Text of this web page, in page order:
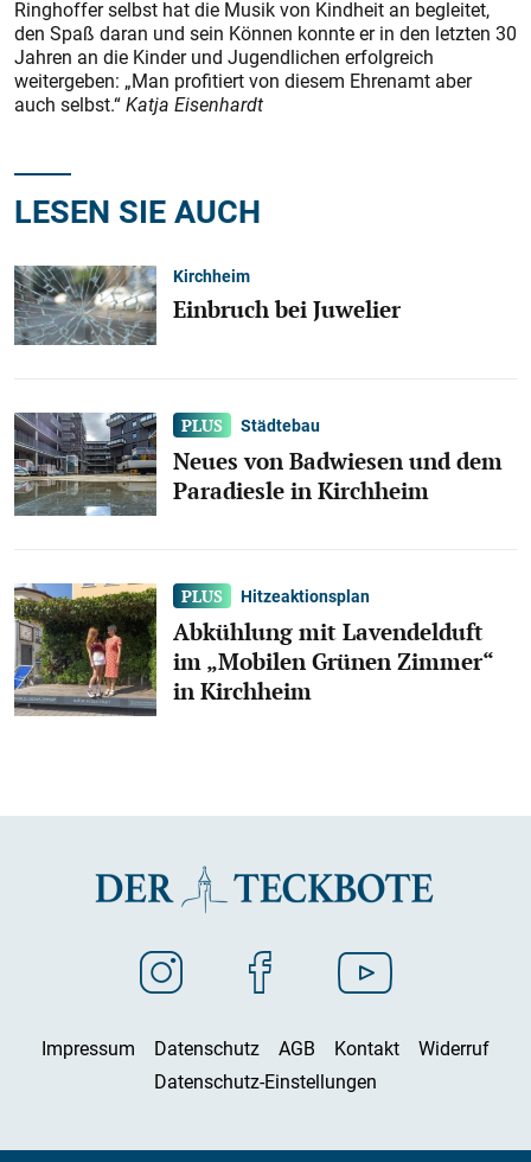
Ringhoffer selbst hat die Musik von Kindheit an begleitet,
den Spaß daran und sein Können konnte er in den letzten 30
Jahren an die Kinder und Jugendlichen erfolgreich
weitergeben: „Man profitiert von diesem Ehrenamt aber
auch selbst.“Katja Eisenhardt
LESEN SIE AUCH
Kirchheim
Einbruch bei Juwelier
Städtebau
Neues von Badwiesen und dem
Paradiesle in Kirchheim
Hitzeaktionsplan
Abkühlung mit Lavendelduft
im „Mobilen Grünen Zimmer“
in Kirchheim
Impressum Datenschutz AGB Kontakt
Widerruf
Datenschutz-Einstellungen